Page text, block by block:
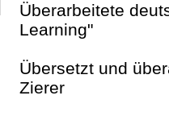
Überarbeitete
Learning"
Übersetzt und
Zierer